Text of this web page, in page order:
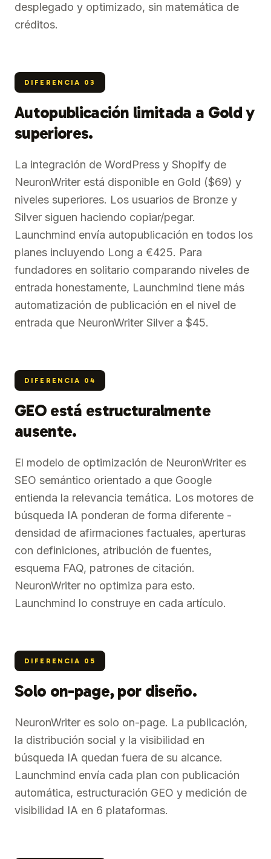
desplegado y optimizado, sin matemática de
créditos.
DIFERENCIA 03
Autopublicación limitada a Gold y
superiores.
La integración de WordPress y Shopify de
NeuronWriter está disponible en Gold ($69) y
niveles superiores. Los usuarios de Bronze y
Silver siguen haciendo copiar/pegar.
Launchmind envía autopublicación en todos los
planes incluyendo Long a €425. Para
fundadores en solitario comparando niveles de
entrada honestamente, Launchmind tiene más
automatización de publicación en el nivel de
entrada que NeuronWriter Silver a $45.
DIFERENCIA 04
GEO está estructuralmente
ausente.
El modelo de optimización de NeuronWriter es
SEO semántico orientado a que Google
entienda la relevancia temática. Los motores de
búsqueda IA ponderan de forma diferente -
densidad de afirmaciones factuales, aperturas
con definiciones, atribución de fuentes,
esquema FAQ, patrones de citación.
NeuronWriter no optimiza para esto.
Launchmind lo construye en cada artículo.
DIFERENCIA 05
Solo on-page, por diseño.
NeuronWriter es solo on-page. La publicación,
la distribución social y la visibilidad en
búsqueda IA quedan fuera de su alcance.
Launchmind envía cada plan con publicación
automática, estructuración GEO y medición de
visibilidad IA en 6 plataformas.